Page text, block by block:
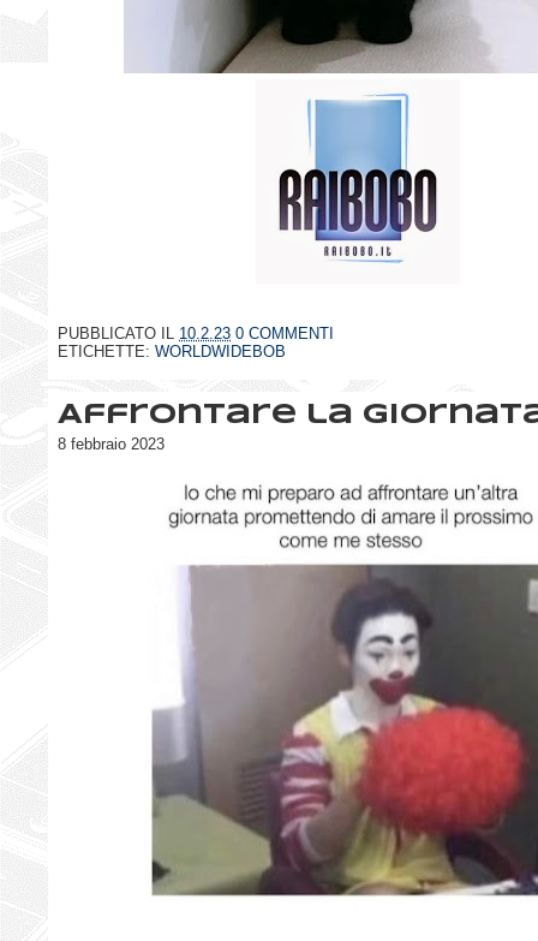
PUBBLICATO IL 10.2.23 0 COMMENTI
ETICHETTE: WORLDWIDEBOB
Affrontare la
8 febbraio 2023